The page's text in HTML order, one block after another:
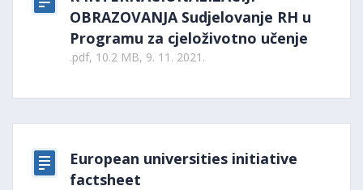
OBRAZOVANJA Sudjelovanje RH u
Programu za cjeloživotno učenje
.pdf, 10.2 MB, 9. 11. 2021.
European universities initiative
factsheet